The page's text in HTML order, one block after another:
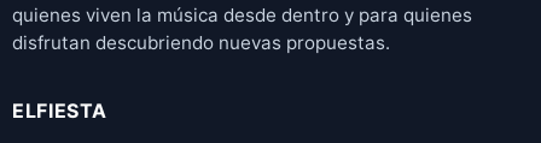
quienes viven la música desde dentro y para quienes
disfrutan descubriendo nuevas propuestas.
ELFIESTA